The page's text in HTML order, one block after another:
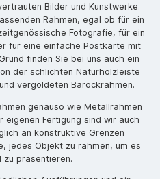
Bilder und Kunstwerke.
Rahmen, egal ob für ein
Fotografie, für ein
für eine einfache Postkarte mit
finden Sie bei uns auch ein
der schlichten Naturholzleiste
vergoldeten Barockrahmen.
genauso wie Metallrahmen
eigenen Fertigung sind wir auch
an konstruktive Grenzen
jedes Objekt zu rahmen, um es
zu präsentieren.